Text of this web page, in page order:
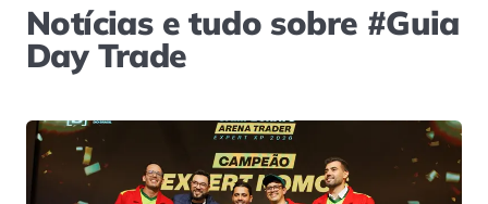
Notícias e tudo sobre #Guia
Day Trade